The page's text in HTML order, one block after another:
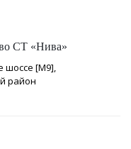
СТ «Нива»
шоссе [М9],
район